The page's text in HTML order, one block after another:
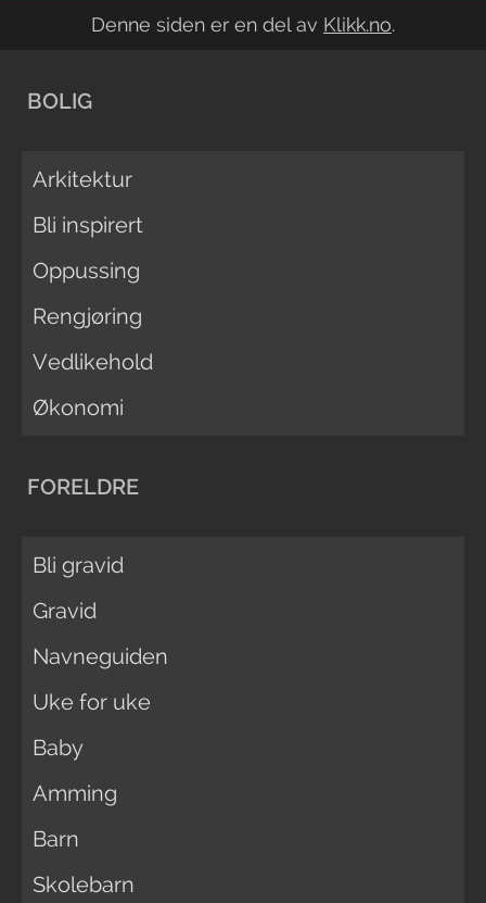
Denne siden er en del av Klikk.no.
BOLIG
Arkitektur
Bli inspirert
Oppussing
Rengjøring
Vedlikehold
Økonomi
FORELDRE
Bli gravid
Gravid
Navneguiden
Uke for uke
Baby
Amming
Barn
Skolebarn